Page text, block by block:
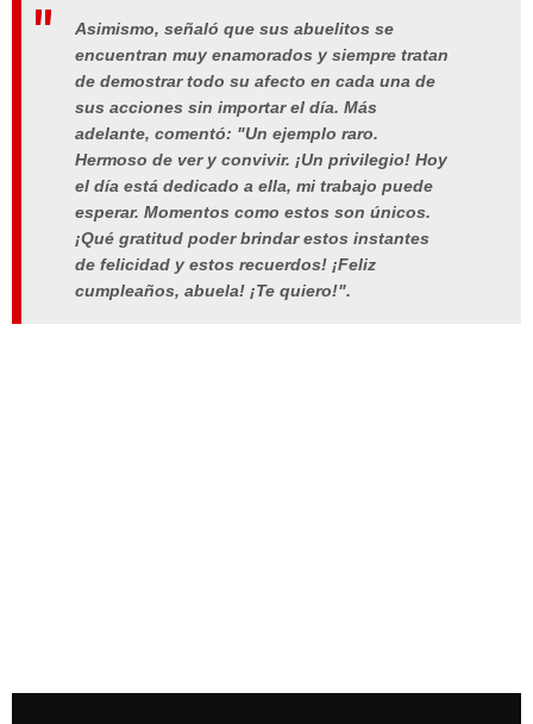
Asimismo, señaló que sus abuelitos se
encuentran muy enamorados y siempre tratan
de demostrar todo su afecto en cada una de
sus acciones sin importar el día. Más
adelante, comentó: "Un ejemplo raro.
Hermoso de ver y convivir. ¡Un privilegio! Hoy
el día está dedicado a ella, mi trabajo puede
esperar. Momentos como estos son únicos.
¡Qué gratitud poder brindar estos instantes
de felicidad y estos recuerdos! ¡Feliz
cumpleaños, abuela! ¡Te quiero!".